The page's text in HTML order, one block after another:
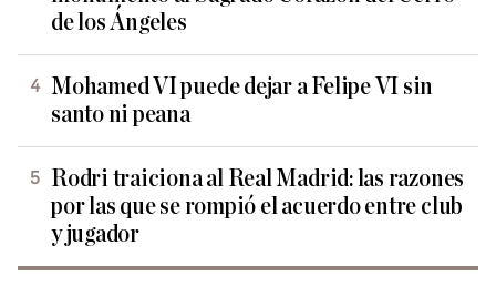
de los Ángeles
Mohamed VI puede dejar a Felipe VI sin
santo ni peana
Rodri traiciona al Real Madrid: las razones
por las que se rompió el acuerdo entre club
y jugador